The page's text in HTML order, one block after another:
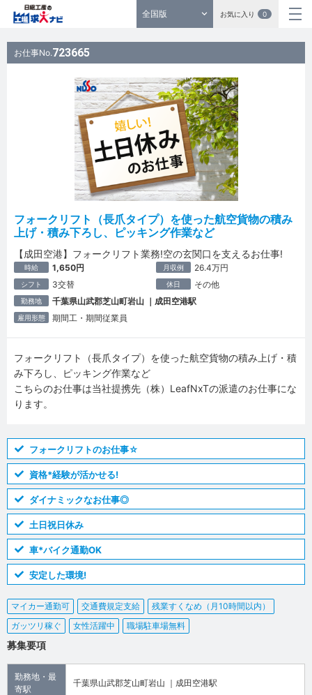
全国版 お気に入り 0
お仕事No.723665
フォークリフト（長爪タイプ）を使った航空貨物の積み
上げ・積み下ろし、ピッキング作業など
【成田空港】フォークリフト業務!空の玄関口を支えるお仕事!
時給 1,650円 月収例 26.4万円
シフト 3交替 休日 その他
勤務地 千葉県山武郡芝山町岩山 ｜成田空港駅
雇用形態 期間工・期間従業員
フォークリフト（長爪タイプ）を使った航空貨物の積み上げ・積
み下ろし、ピッキング作業など
こちらのお仕事は当社提携先（株）LeafNxTの派遣のお仕事にな
ります。
フォークリフトのお仕事☆
資格*経験が活かせる!
ダイナミックなお仕事◎
土日祝日休み
車*バイク通勤OK
安定した環境!
マイカー通勤可 交通費規定支給
残業すくなめ（月10時間以内）
ガッツリ稼ぐ
女性活躍中 職場駐車場無料
募集要項
勤務地・最
寄駅
千葉県山武郡芝山町岩山 ｜成田空港駅